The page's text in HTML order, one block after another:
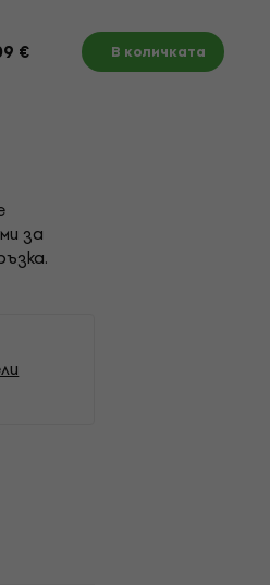
€ В количката
за